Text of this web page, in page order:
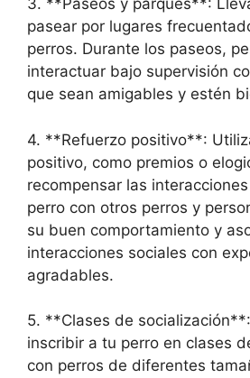
3. **Paseos y parques**:
pasear por lugares
perros. Durante los paseos,
interactuar bajo supervisión
que sean amigables y estén
4. **Refuerzo positivo**:
positivo, como premios o
recompensar las
perro con otros perros y
su buen comportamiento y
interacciones sociales con
agradables.
5. **Clases de
inscribir a tu perro en clases
con perros de diferentes